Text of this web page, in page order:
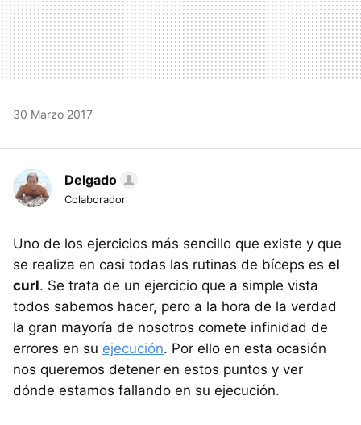
30 Marzo 2017
Delgado
Colaborador
Uno de los ejercicios más sencillo que existe y que
se realiza en casi todas las rutinas de bíceps es el
curl. Se trata de un ejercicio que a simple vista
todos sabemos hacer, pero a la hora de la verdad
la gran mayoría de nosotros comete infinidad de
errores en su ejecución. Por ello en esta ocasión
nos queremos detener en estos puntos y ver
dónde estamos fallando en su ejecución.